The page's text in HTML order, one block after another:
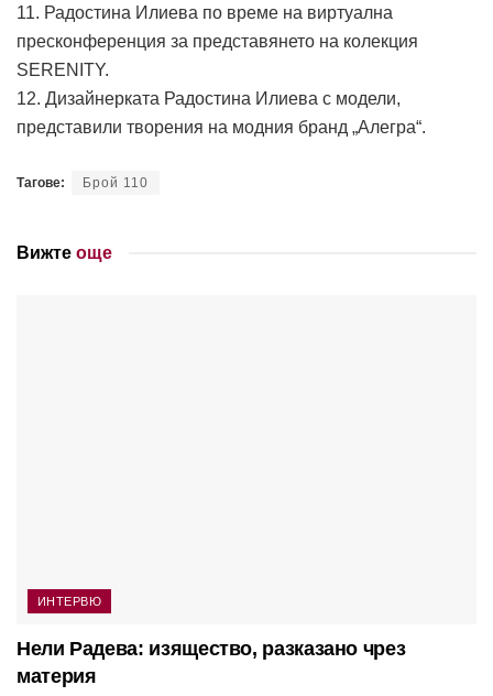
11. Радостина Илиева по време на виртуална
пресконференция за представянето на колекция
SERENITY.
12. Дизайнерката Радостина Илиева с модели,
представили творения на модния бранд „Алегра“.
Тагове: Брой 110
Вижте още
ИНТЕРВЮ
Нели Радева: изящество, разказано чрез
материя